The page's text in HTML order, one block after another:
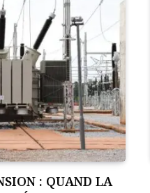
: QUAND LA